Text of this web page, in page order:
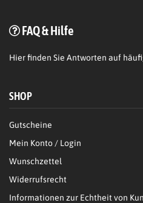
FAQ & Hilfe
Hierfinden Sie Antworten auf
SHOP
Gutscheine
Mein Konto / Login
Wunschzettel
Widerrufsrecht
Informationen zur Echtheit von